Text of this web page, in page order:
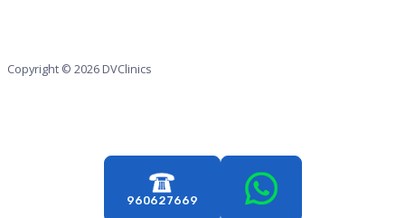
Copyright © 2026 DVClinics
960627669